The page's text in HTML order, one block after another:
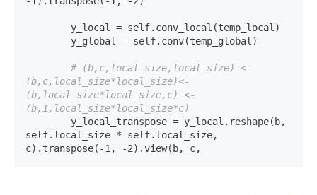
# (b,c,local_size,local_size) <-
(b,c,local_size*local_size)<-
(b,local_size*local_size,c) <-
(b,1,local_size*local_size*c)
self.local_size * self.local_size,